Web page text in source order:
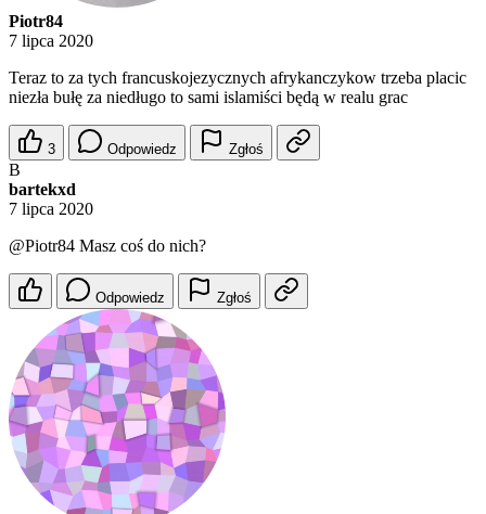
Piotr84
7 lipca 2020
Teraz to za tych francuskojezycznych afrykanczykow trzeba placic
niezła bułę za niedługo to sami islamiści będą w realu grac
3 Odpowiedz Zgłoś
B
bartekxd
7 lipca 2020
@Piotr84 Masz coś do nich?
Odpowiedz Zgłoś